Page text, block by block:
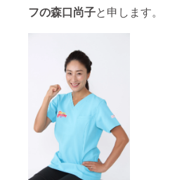
フの森口尚子と申します。